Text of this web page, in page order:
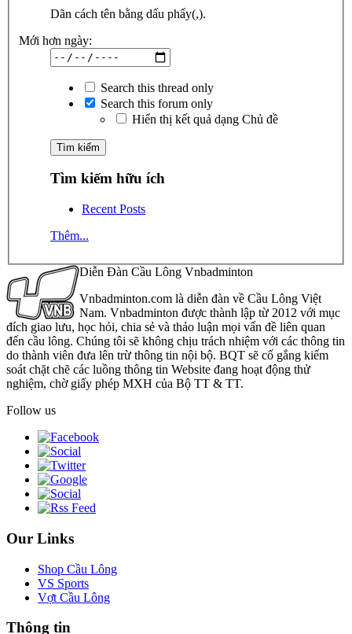
Dãn cách tên bằng dấu phẩy(,).
Mới hơn ngày:
Search this thread only
Search this forum only
Hiển thị kết quả dạng Chủ đề
Tìm kiếm hữu ích
Recent Posts
Thêm...
Diễn Đàn Cầu Lông Vnbadminton
Vnbadminton.com là diễn đàn về Cầu Lông Việt
Nam. Vnbadminton được thành lập từ 2012 với mục
đích giao lưu, học hỏi, chia sẻ và thảo luận mọi vấn đề liên quan
đến cầu lông. Chúng tôi sẽ không chịu trách nhiệm với các thông tin
do thành viên đưa lên trừ thông tin nội bộ. BQT sẽ cố gắng kiểm
soát chặt chẽ các luồng thông tin Website đang hoạt động thử
nghiệm, chờ giấy phép MXH của Bộ TT & TT.
Follow us
Our Links
Shop Cầu Lông
VS Sports
Vợt Cầu Lông
Thông tin